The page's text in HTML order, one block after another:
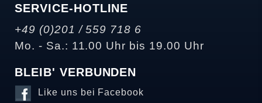
SERVICE-HOTLINE
+49 (0)201 / 559 718 6
Mo. - Sa.: 11.00 Uhr bis 19.00 Uhr
BLEIB' VERBUNDEN
Like uns bei Facebook